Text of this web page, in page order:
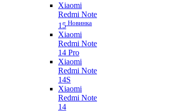
Xiaomi
Redmi Note
15 Новинка
Xiaomi
Redmi Note
14 Pro
Xiaomi
Redmi Note
14S
Xiaomi
Redmi Note
14